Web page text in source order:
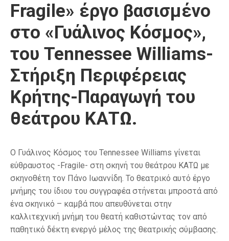
Fragile» έργο βασισμένο
στο «Γυάλινος Κόσμος»,
του Tennessee Williams-
Στήριξη Περιφέρειας
Κρήτης-Παραγωγή του
θεάτρου ΚΑΤΩ.
Ο Γυάλινος Κόσμος του Tennessee Williams γίνεται
εύθραυστος -Fragile- στη σκηνή του θεάτρου ΚΑΤΩ με
σκηνοθέτη τον Πάνο Ιωαννίδη. Το θεατρικό αυτό έργο
μνήμης του ίδιου του συγγραφέα στήνεται μπροστά από
ένα σκηνικό – καμβά που απευθύνεται στην
καλλιτεχνική μνήμη του θεατή καθιστώντας τον από
παθητικό δέκτη ενεργό μέλος της θεατρικής σύμβασης.